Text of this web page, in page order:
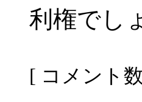
利権でし
[ コメント